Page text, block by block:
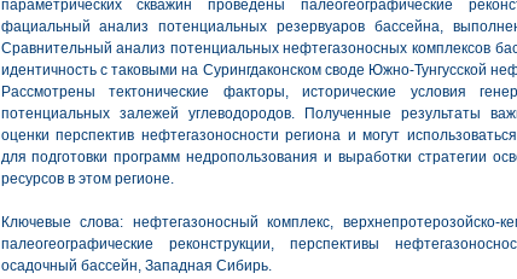
параметрических скважин проведены палеогеографические
фациальный анализ потенциальных резервуаров бассейна,
Сравнительный анализ потенциальных нефтегазоносных комплексов
идентичность с таковыми на Сурингдаконском своде Южно-Тунгусской
Рассмотрены тектонические факторы, исторические условия
потенциальных залежей углеводородов. Полученные результаты
оценки перспектив нефтегазоносности региона и могут
для подготовки программ недропользования и выработки стратегии
ресурсов в этом регионе.
Ключевые слова: нефтегазоносный комплекс, верхнепротерозойско-
палеогеографические реконструкции, перспективы
осадочный бассейн, Западная Сибирь.